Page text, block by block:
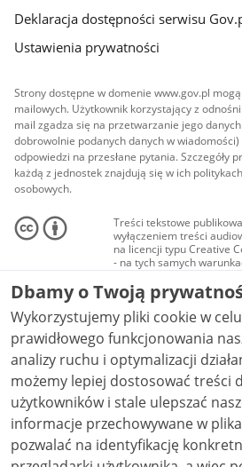
Deklaracja dostępności serwisu
Ustawienia prywatności
Strony dostępne w domenie www.gov.pl
mailowych. Użytkownik korzystający z
mail zgadza się na przetwarzanie jego
dobrowolnie podanych danych w wiadomości)
odpowiedzi na przesłane pytania. Szczegóły
każdą z jednostek znajdują się w ich
osobowych.
Treści tekstowe
wyłączeniem treści
na licencji typu Creative
- na tych samych
Materiały audiowizualne,
audio i wideo, są
Creative Commons:
niekomercyjne - bez
NC-ND 4.0), o ile nie jest
Dbamy o Twoją
Wykorzystujemy pliki cookie w
prawidłowego funkcjonowania
analizy ruchu i optymalizacji działania
możemy lepiej dostosować treści
użytkowników i stale ulepszać nasze usługi.
informacje przechowywane w
pozwalać na identyfikację